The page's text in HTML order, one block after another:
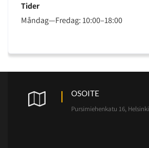
Tider
Måndag—Fredag: 10:00–18:00
OSOITE
Pursimiehenkatu 16, Helsinki